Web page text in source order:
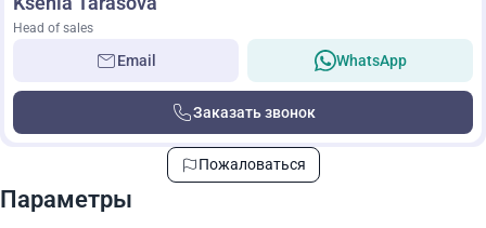
Head of sales
Email WhatsApp
Заказать звонок
Пожаловаться
Параметры